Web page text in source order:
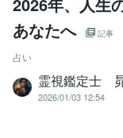
あなたへ
記事
占い
霊視鑑定士
2026/01/03 12:54